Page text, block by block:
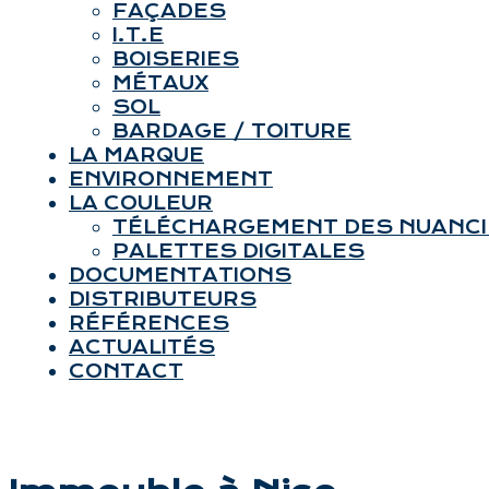
FAÇADES
I.T.E
BOISERIES
MÉTAUX
SOL
BARDAGE / TOITURE
LA MARQUE
ENVIRONNEMENT
LA COULEUR
TÉLÉCHARGEMENT DES
PALETTES DIGITALES
DOCUMENTATIONS
DISTRIBUTEURS
RÉFÉRENCES
ACTUALITÉS
CONTACT